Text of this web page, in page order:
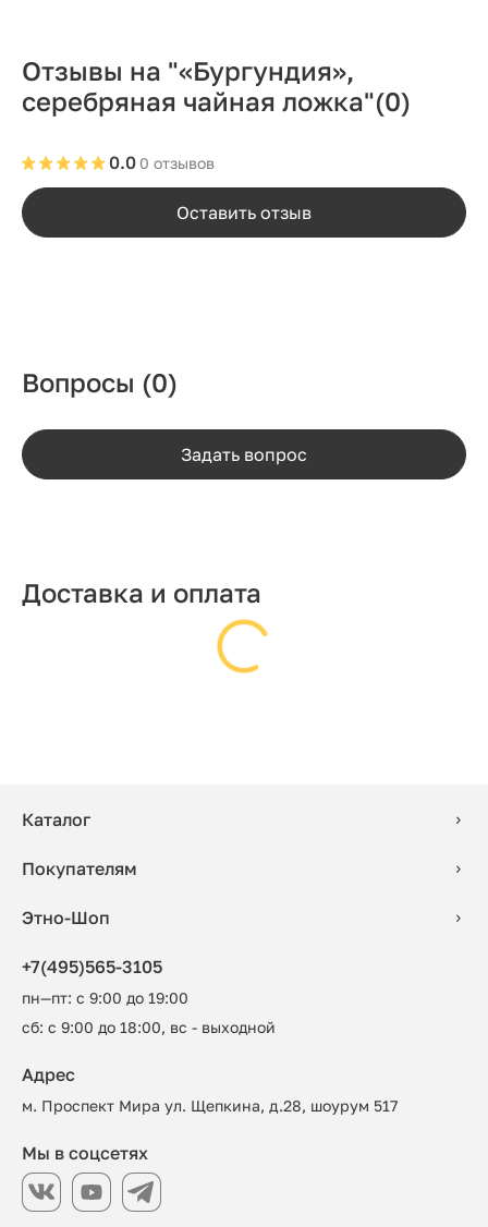
Отзывы на "«Бургундия»,
серебряная чайная ложка"(0)
0 отзывов
0.0
Оставить отзыв
Вопросы (0)
Задать вопрос
Доставка и оплата
Каталог
Покупателям
Этно-Шоп
+7(495)565-3105
пн—пт: с 9:00 до 19:00
сб: с 9:00 до 18:00, вс - выходной
Адрес
м. Проспект Мира ул. Щепкина, д.28, шоурум 517
Мы в соцсетях